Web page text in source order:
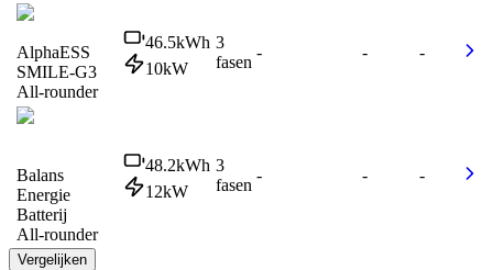
AlphaESS
SMILE-G3
All-rounder
46.5kWh
10kW
3
fasen
- - -
Balans
Energie
Batterij
All-rounder
48.2kWh
12kW
3
fasen
- - -
Vergelijken